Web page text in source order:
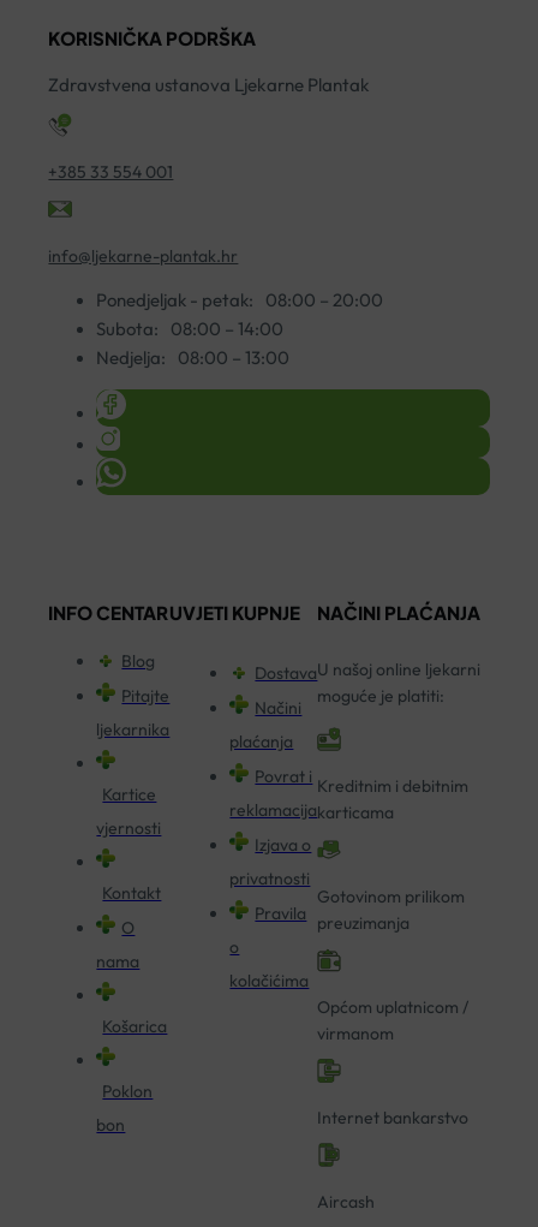
KORISNIČKA PODRŠKA
Zdravstvena ustanova Ljekarne Plantak
+385 33 554 001
info@ljekarne-plantak.hr
Ponedjeljak - petak:
08:00 – 20:00
Subota:
08:00 – 14:00
Nedjelja:
08:00 – 13:00
INFO CENTAR
Blog
Pitajte
ljekarnika
Kartice
vjernosti
Kontakt
O
nama
Košarica
Poklon
bon
UVJETI KUPNJE
Dostava
Načini
plaćanja
Povrat i
reklamacija
Izjava o
privatnosti
Pravila
o
kolačićima
NAČINI PLAĆANJA
U našoj online ljekarni
moguće je platiti:
Kreditnim i debitnim
karticama
Gotovinom prilikom
preuzimanja
Općom uplatnicom /
virmanom
Internet bankarstvo
Aircash